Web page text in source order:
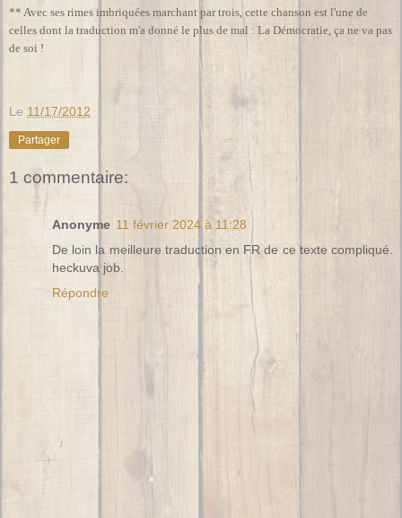
** Avec ses rimes imbriquées marchant par trois, cette chanson est l'une de
celles dont la traduction m'a donné le plus de mal : La Démocratie, ça ne va pas
de soi !
Le 11/17/2012
Partager
1 commentaire:
Anonyme 11 février 2024 à 11:28
De loin la meilleure traduction en FR de ce texte compliqué.
heckuva job.
Répondre